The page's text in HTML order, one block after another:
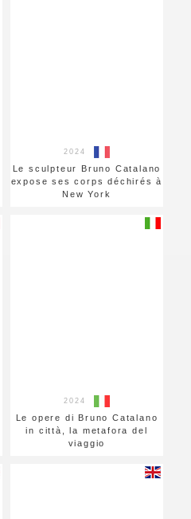
2024
Le sculpteur Bruno Catalano
expose ses corps déchirés à
New York
2024
Le opere di Bruno Catalano
in città, la metafora del
viaggio